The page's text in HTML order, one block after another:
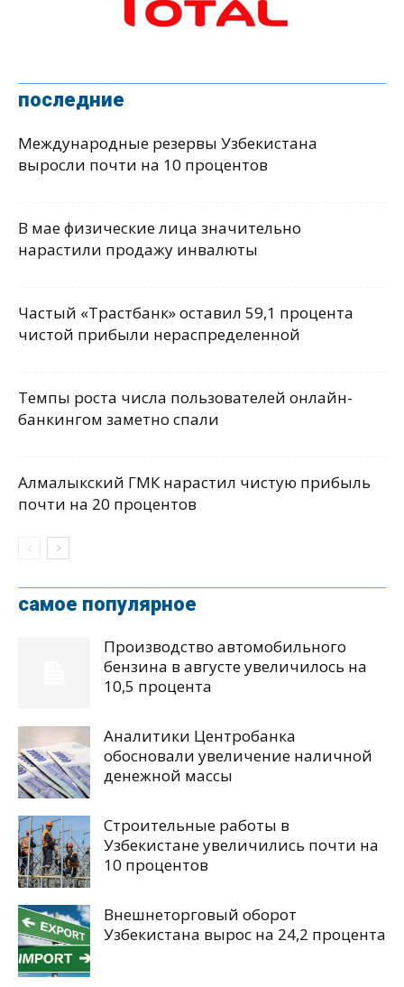
последние
Международные резервы Узбекистана
выросли почти на 10 процентов
В мае физические лица значительно
нарастили продажу инвалюты
Частый «Трастбанк» оставил 59,1 процента
чистой прибыли нераспределенной
Темпы роста числа пользователей онлайн-
банкингом заметно спали
Алмалыкский ГМК нарастил чистую прибыль
почти на 20 процентов
самое популярное
Производство автомобильного
бензина в августе увеличилось на
10,5 процента
Аналитики Центробанка
обосновали увеличение наличной
денежной массы
Строительные работы в
Узбекистане увеличились почти на
10 процентов
Внешнеторговый оборот
Узбекистана вырос на 24,2 процента